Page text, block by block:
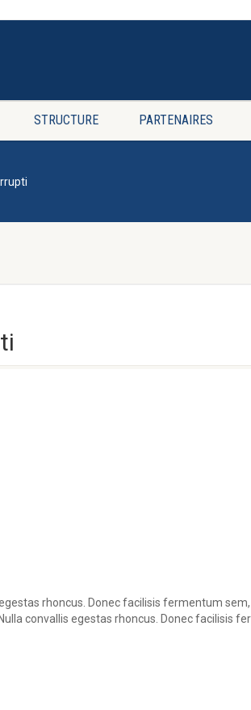
STRUCTURE PARTENAIRES
rhoncus. Donec facilisis fermentum
convallis egestas rhoncus. Donec facilisis